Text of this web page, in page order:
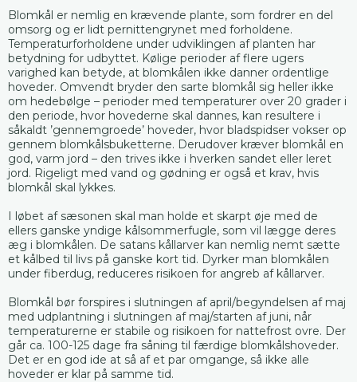
Blomkål er nemlig en krævende plante, som fordrer en del
omsorg og er lidt pernittengrynet med forholdene.
Temperaturforholdene under udviklingen af planten har
betydning for udbyttet. Kølige perioder af flere ugers
varighed kan betyde, at blomkålen ikke danner ordentlige
hoveder. Omvendt bryder den sarte blomkål sig heller ikke
om hedebølge – perioder med temperaturer over 20 grader i
den periode, hvor hovederne skal dannes, kan resultere i
såkaldt ’gennemgroede’ hoveder, hvor bladspidser vokser op
gennem blomkålsbuketterne. Derudover kræver blomkål en
god, varm jord – den trives ikke i hverken sandet eller leret
jord. Rigeligt med vand og gødning er også et krav, hvis
blomkål skal lykkes.
I løbet af sæsonen skal man holde et skarpt øje med de
ellers ganske yndige kålsommerfugle, som vil lægge deres
æg i blomkålen. De satans kållarver kan nemlig nemt sætte
et kålbed til livs på ganske kort tid. Dyrker man blomkålen
under fiberdug, reduceres risikoen for angreb af kållarver.
Blomkål bør forspires i slutningen af april/begyndelsen af maj
med udplantning i slutningen af maj/starten af juni, når
temperaturerne er stabile og risikoen for nattefrost ovre. Der
går ca. 100-125 dage fra såning til færdige blomkålshoveder.
Det er en god ide at så af et par omgange, så ikke alle
hoveder er klar på samme tid.